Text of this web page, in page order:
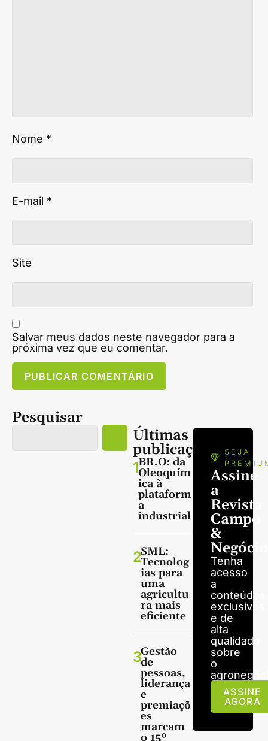
Nome *
E-mail *
Site
Salvar meus dados neste navegador para a
próxima vez que eu comentar.
Pesquisar
Últimas
publicações
1BR.O: da
Oleoquím
ica à
plataform
a
industrial
2SML:
Tecnolog
ias para
uma
agricultu
ra mais
eficiente
3Gestão
de
pessoas,
liderança
e
premiaçõ
es
marcam
o 15º
SEJA
Assine
a
Revista
Campo
&
Tenha
acesso
a
conteúdos
exclusivos
e de
alta
qualidade
sobre
o
ASSINE
AGORA